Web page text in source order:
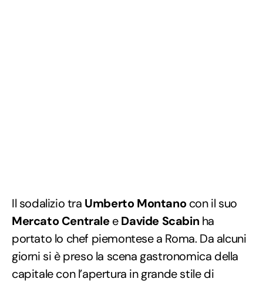
Il sodalizio tra Umberto Montanocon il suo
Mercato CentraleeDavide Scabinha
portato lo chef piemontese a Roma. Da alcuni
giorni si è preso la scena gastronomica della
capitale con l’apertura in grande stile di